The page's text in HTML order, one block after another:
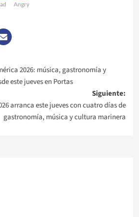
Angry
2026: música, gastronomía y
este jueves en Portas
Siguiente:
arranca este jueves con cuatro días de
gastronomía, música y cultura marinera